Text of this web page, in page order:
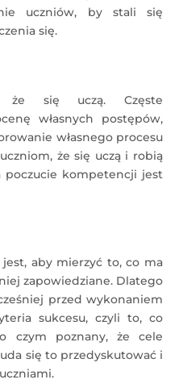
uczniów, by stali się
się.
że się uczą. Częste
własnych postępów,
własnego procesu
że się uczą i robią
poczucie kompetencji jest
aby mierzyć to, co ma
zapowiedziane. Dlatego
przed wykonaniem
sukcesu, czyli to, co
czym poznany, że cele
się to przedyskutować i